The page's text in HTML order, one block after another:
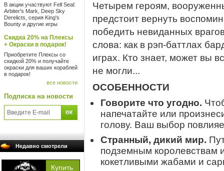
В акции участвуют Fell Seal:
Arbiter's Mark, Deep Sky
Derelicts, серия King's
Bounty и другие игры
Скидка 20% на Плексы
+ Окраски в подарок!
Приобретите Плексы со
скидкой 20% и получайте
окраски для ваших кораблей
в подарок!
все новости
Подписка на новости
Недавно смотрели
Четырем героям,
предстоит вернуть
победить невиданных
слова: как в рэп-баттлах
играх. Кто знает, может вы
не могли...
ОСОБЕННОСТИ
Говорите что угодно.
напечатайте или
голову. Ваш выбор
Странный, дикий мир.
подземным королевствам
кокетливыми жабами и